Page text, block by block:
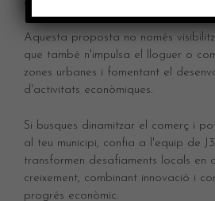
comercial del municipi.
Aquesta proposta no només
que també n'impulsa el lloguer o
zones urbanes i fomentant el
d'activitats econòmiques.
Si busques dinamitzar el comerç i
al teu municipi, confia a l'equip de
transformen desafiaments locals en
creixement, combinant innovació i
progrés econòmic.